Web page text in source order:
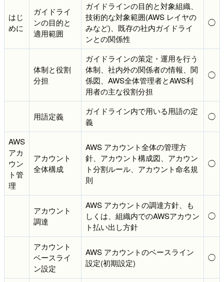
はじ
めに
ガイドライ
ンの目的と
適用範囲
ガイドラインの目的と対象組織、
技術的な対象範囲(AWS レイヤの
みなど)、既存の社内ガイドライ
ンとの関係性
◯
体制と役割
分担
ガイドラインの策定・運用を行う
体制、社内外の関係者の情報、関
係図、AWS全体管理者とAWS利
用者の主な役割分担
◯
用語定義
ガイドライン内で用いる用語の定
義
◯
AWS
アカ
ウン
ト管
理
アカウント
全体構成
AWS アカウント全体の管理方
針、アカウント構成図、アカウン
ト分割ルール、アカウント命名規
則
◯
アカウント
調達
AWS アカウントの調達方針、も
しくは、組織内でのAWSアカウン
ト払い出し方針
◯
アカウント
ベースライ
ン設定
AWS アカウントのベースライン
設定(初期設定)
◯